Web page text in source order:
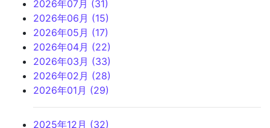
2026年07月 (31)
2026年06月 (15)
2026年05月 (17)
2026年04月 (22)
2026年03月 (33)
2026年02月 (28)
2026年01月 (29)
2025年12月 (32)